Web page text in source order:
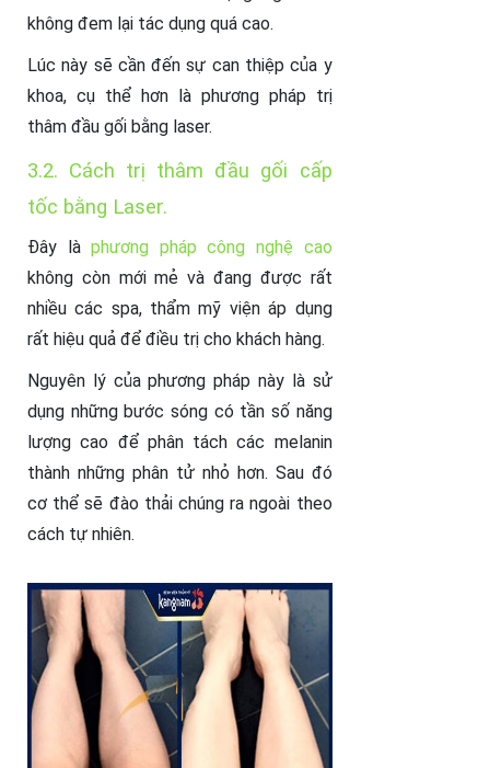
không đem lại tác dụng quá cao.
Lúc này sẽ cần đến sự can thiệp của y
khoa, cụ thể hơn là phương pháp trị
thâm đầu gối bằng laser.
3.2. Cách trị thâm đầu gối cấp
tốc bằng Laser.
Đây làphương pháp công nghệ cao
không còn mới mẻ và đang được rất
nhiều các spa, thẩm mỹ viện áp dụng
rất hiệu quả để điều trị cho khách hàng.
Nguyên lý của phương pháp này là sử
dụng những bước sóng có tần số năng
lượng cao để phân tách các melanin
thành những phân tử nhỏ hơn. Sau đó
cơ thể sẽ đào thải chúng ra ngoài theo
cách tự nhiên.